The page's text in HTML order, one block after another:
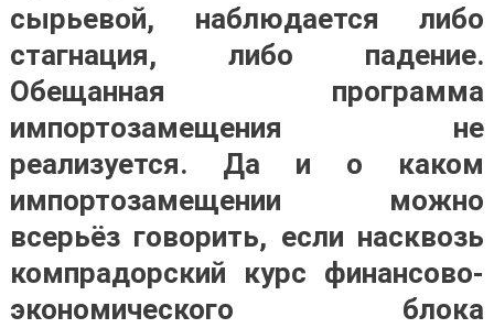
сырьевой, наблюдается либо
стагнация, либо падение.
Обещанная программа
импортозамещения не
реализуется. Да и о каком
импортозамещении можно
всерьёз говорить, если насквозь
компрадорский курс финансово-
экономического блока